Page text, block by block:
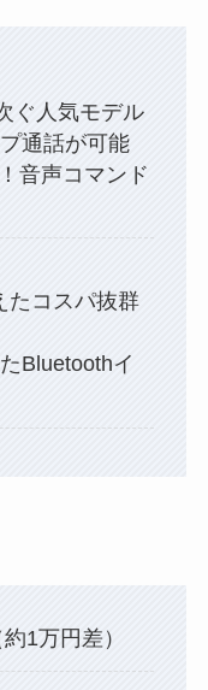
ぐ人気モデル
通話が可能
音声コマンド
たコスパ抜群
Bluetoothイ
1万円差）